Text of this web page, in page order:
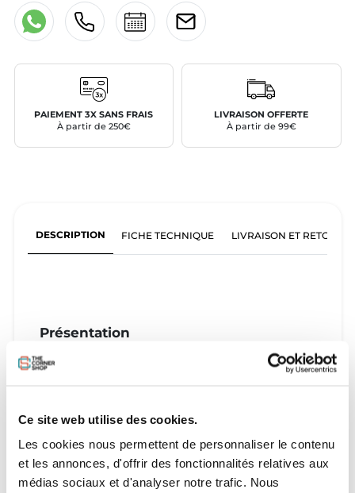
Ce site web utilise des cookies.
Les cookies nous permettent de personnaliser le contenu
et les annonces, d'offrir des fonctionnalités relatives aux
médias sociaux et d'analyser notre trafic. Nous
PAIEMENT 3X SANS FRAIS
À partir de 250€
LIVRAISON OFFERTE
À partir de 99€
DESCRIPTION FICHE TECHNIQUE LIVRAISON ET RETOURS
Présentation
Board utilisée lors des sessions test Slingshot.